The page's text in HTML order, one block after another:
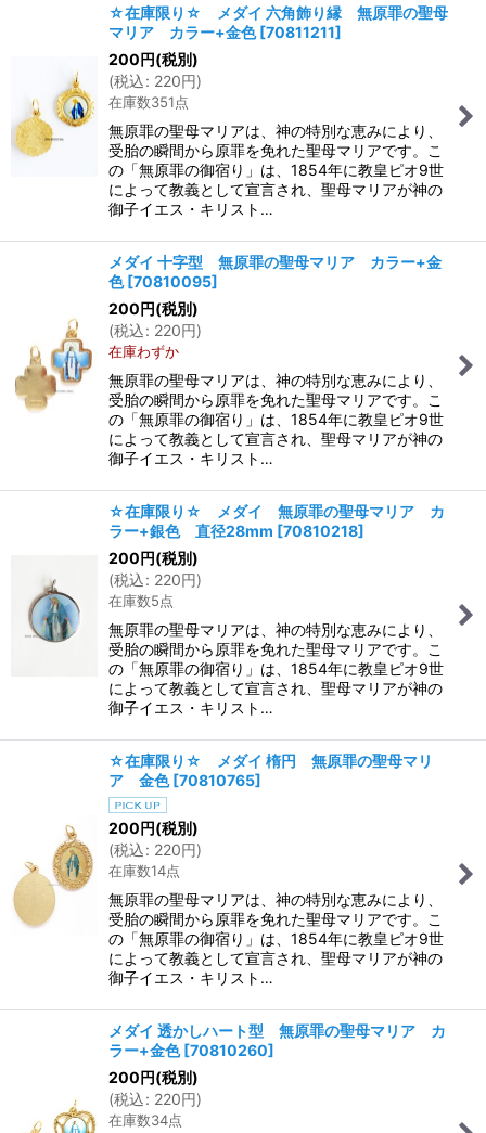
☆在庫限り☆ メダイ 六角飾り縁 無原罪の聖母
マリア カラー+金色 [70811211]
200円(税別)
(税込: 220円)
在庫数351点
無原罪の聖母マリアは、神の特別な恵みにより、
受胎の瞬間から原罪を免れた聖母マリアです。こ
の「無原罪の御宿り」は、1854年に教皇ピオ9世
によって教義として宣言され、聖母マリアが神の
御子イエス・キリスト…
メダイ 十字型 無原罪の聖母マリア カラー+金
色 [70810095]
200円(税別)
(税込: 220円)
在庫わずか
無原罪の聖母マリアは、神の特別な恵みにより、
受胎の瞬間から原罪を免れた聖母マリアです。こ
の「無原罪の御宿り」は、1854年に教皇ピオ9世
によって教義として宣言され、聖母マリアが神の
御子イエス・キリスト…
☆在庫限り☆ メダイ 無原罪の聖母マリア カ
ラー+銀色 直径28mm [70810218]
200円(税別)
(税込: 220円)
在庫数5点
無原罪の聖母マリアは、神の特別な恵みにより、
受胎の瞬間から原罪を免れた聖母マリアです。こ
の「無原罪の御宿り」は、1854年に教皇ピオ9世
によって教義として宣言され、聖母マリアが神の
御子イエス・キリスト…
☆在庫限り☆ メダイ 楕円 無原罪の聖母マリ
ア 金色 [70810765]
200円(税別)
(税込: 220円)
在庫数14点
無原罪の聖母マリアは、神の特別な恵みにより、
受胎の瞬間から原罪を免れた聖母マリアです。こ
の「無原罪の御宿り」は、1854年に教皇ピオ9世
によって教義として宣言され、聖母マリアが神の
御子イエス・キリスト…
メダイ 透かしハート型 無原罪の聖母マリア カ
ラー+金色 [70810260]
200円(税別)
(税込: 220円)
在庫数34点